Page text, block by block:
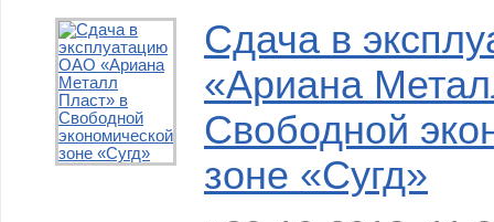
Сдача в
«Ариана
Свободной
зоне «Сугд»